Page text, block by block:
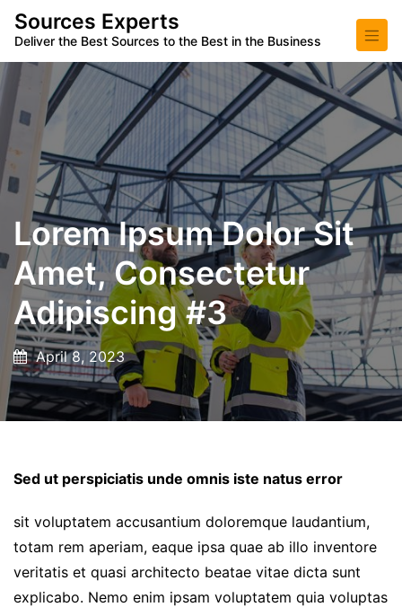
Sources Experts
Deliver the Best Sources to the Best in the Business
Lorem Ipsum Dolor Sit
Amet, Consectetur
Adipiscing #3
April 8, 2023
Sed ut perspiciatis unde omnis iste natus error
sit voluptatem accusantium doloremque laudantium,
totam rem aperiam, eaque ipsa quae ab illo inventore
veritatis et quasi architecto beatae vitae dicta sunt
explicabo. Nemo enim ipsam voluptatem quia voluptas